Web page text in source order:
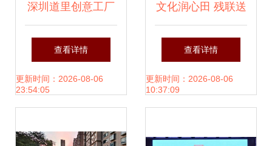
深圳道里创意工厂
荣获中国创新企业
与中国文化产业创
查看详情
更新时间：2026-08-06
23:54:05
文化润心田 残联送
真情——三墩镇开
展区残联送文化进
查看详情
更新时间：2026-08-06
10:37:09